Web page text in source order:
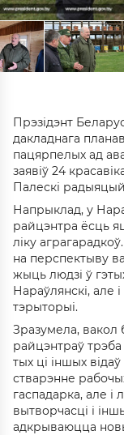
Прэзідэнт
дакладнага
пацярпелых ад
заявіў 24
Палескі
Напрыклад, у
райцэнтра ёсць
ліку
на перспектыву
жыць людзі ў
Нараўлянскі, але
тэрыторыі.
Зразумела, вакол
райцэнтраў
тых ці іншых
стварэнне
гаспадарка, але і
вытворчасці і
адкрываюцца